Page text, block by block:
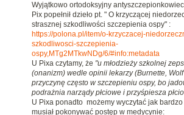
Wyjątkowo ortodoksyjny
Pix popełnił dzieło pt. " O krzyczącej
strasznej szkodliwości szczepienia ospy" :
https://polona.pl/item/o-krzyczacej-
szkodliwosci-szczepienia-
ospy,MTg2MTkwNDg/6/#info:metadata
U Pixa czytamy, że "u młodzieży szkolnej
(onanizm) wedle opinii lekarzy (Burnette,
przyczynę często w szczepieniu ospy, bo
podrażnia narządy płciowe i przyśpiesza
U Pixa ponadto możemy wyczytać jak
musiał pokonywać postęp w medycynie: